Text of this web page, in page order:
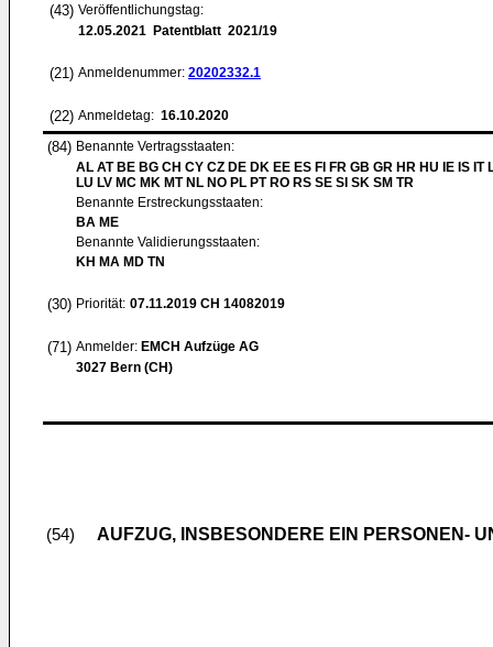
(43) Veröffentlichungstag:
12.05.2021 Patentblatt 2021/19
(21) Anmeldenummer: 20202332.1
(22) Anmeldetag: 16.10.2020
(84) Benannte Vertragsstaaten:
AL AT BE BG CH CY CZ DE DK EE ES FI FR GB GR HR HU IE IS IT
LU LV MC MK MT NL NO PL PT RO RS SE SI SK SM TR
Benannte Erstreckungsstaaten:
BA ME
Benannte Validierungsstaaten:
KH MA MD TN
(30) Priorität: 07.11.2019 CH 14082019
(71) Anmelder: EMCH Aufzüge AG
3027 Bern (CH)
(54) AUFZUG, INSBESONDERE EIN PERSONEN-